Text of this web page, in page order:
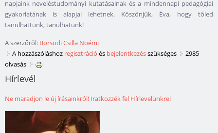
napjaink neveléstudományi kutatásainak és a mindennapi pedagógiai
gyakorlatának is alapjai lehetnek. Köszönjük, Éva, hogy tőled
tanulhattunk, tanulhatunk!
A szerzőről: Borsodi Csilla Noémi
A hozzászóláshoz regisztráció és bejelentkezésszükséges
2985
olvasás
Hírlevél
Ne maradjon le új írásainkról! Iratkozzék fel Hírlevelünkre!